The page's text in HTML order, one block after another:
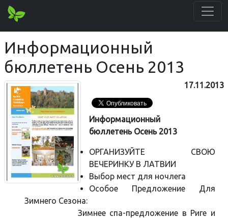
Информационный
бюллетень Осень 2013
17.11.2013
Информационный
бюллетень Осень 2013
ОРГАНИЗУЙТЕ СВОЮ
ВЕЧЕРИНКУ В ЛАТВИИ
Выбор мест для ночлега
Особое Предложение Для
Зимнего Сезона:
Зимнее спа-предложение в Риге и